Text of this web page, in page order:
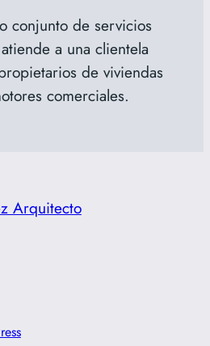
conjunto de servicios
a una clientela
de viviendas
comerciales.
Arquitecto